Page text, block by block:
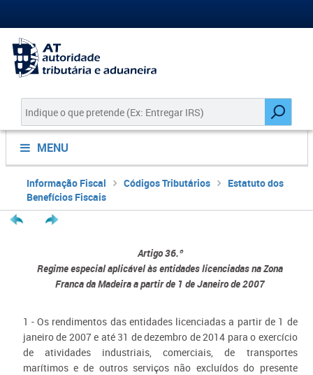
MENU
Informação Fiscal Códigos Tributários
Estatuto dos
Benefícios Fiscais
Artigo 36.º
Regime especial aplicável às entidades licenciadas na Zona
Franca da Madeira a partir de 1 de Janeiro de 2007
1 - Os rendimentos das entidades licenciadas a partir de 1 de
janeiro de 2007 e até 31 de dezembro de 2014 para o exercício
de atividades industriais, comerciais, de transportes
marítimos e de outros serviços não excluídos do presente